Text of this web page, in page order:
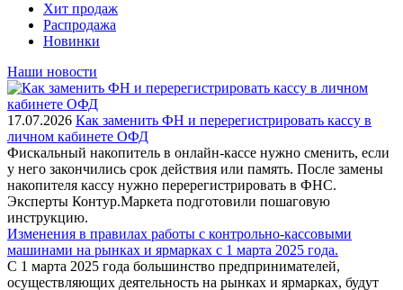
Хит продаж
Распродажа
Новинки
Наши новости
17.07.2026 Как заменить ФН и перерегистрировать кассу в
личном кабинете ОФД
Фискальный накопитель в онлайн-кассе нужно сменить, если
у него закончились срок действия или память. После замены
накопителя кассу нужно перерегистрировать в ФНС.
Эксперты Контур.Маркета подготовили пошаговую
инструкцию.
Изменения в правилах работы с контрольно-кассовыми
машинами на рынках и ярмарках с 1 марта 2025 года.
С 1 марта 2025 года большинство предпринимателей,
осуществляющих деятельность на рынках и ярмарках, будут